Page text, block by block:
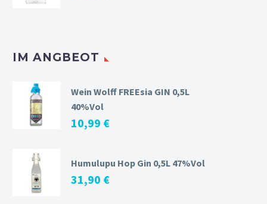
IM ANGBEOT
Wein Wolff FREEsia GIN 0,5L
40%Vol
10,99 €
Humulupu Hop Gin 0,5L 47%Vol
31,90 €